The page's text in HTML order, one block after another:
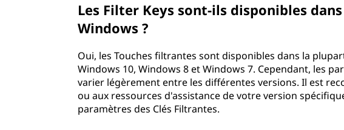
Les Filter Keys sont-ils disponibles
Windows ?
Oui, les Touches filtrantes sont disponibles dans la
Windows 10, Windows 8 et Windows 7. Cependant, les
varier légèrement entre les différentes versions. Il est
ou aux ressources d'assistance de votre version
paramètres des Clés Filtrantes.